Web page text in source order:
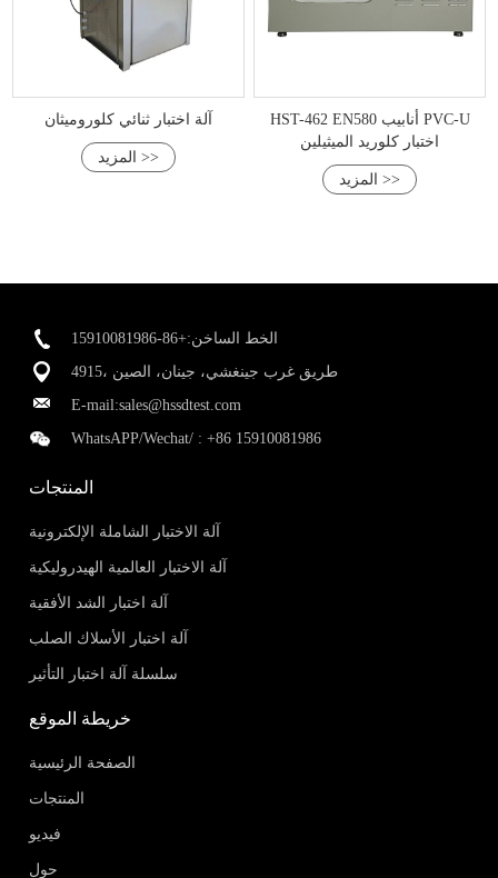
آلة اختبار ثنائي كلوروميثان
المزيد >>
HST-462 EN580 أنابيب PVC-U
اختبار كلوريد الميثيلين
المزيد >>
الخط الساخن:+86-15910081986
4915، طريق غرب جينغشي، جينان، الصين
E-mail:sales@hssdtest.com
WhatsAPP/Wechat/ :+86 15910081986
المنتجات
آلة الاختبار الشاملة الإلكترونية
آلة الاختبار العالمية الهيدروليكية
آلة اختبار الشد الأفقية
آلة اختبار الأسلاك الصلب
سلسلة آلة اختبار التأثير
خريطة الموقع
الصفحة الرئيسية
المنتجات
فيديو
حول